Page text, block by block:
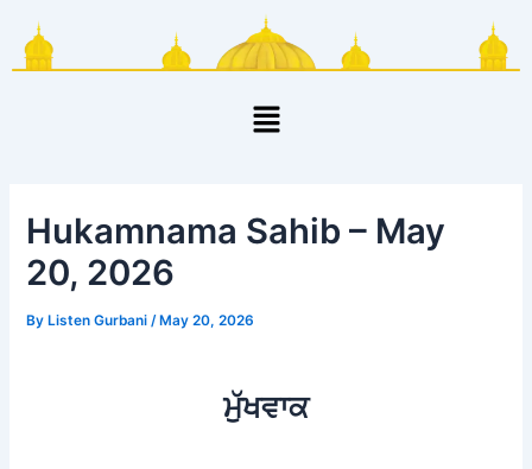
content
Menu
Hukamnama Sahib – May
20, 2026
By Listen Gurbani/ May 20, 2026
ਮੁੱਖਵਾਕ
navigation